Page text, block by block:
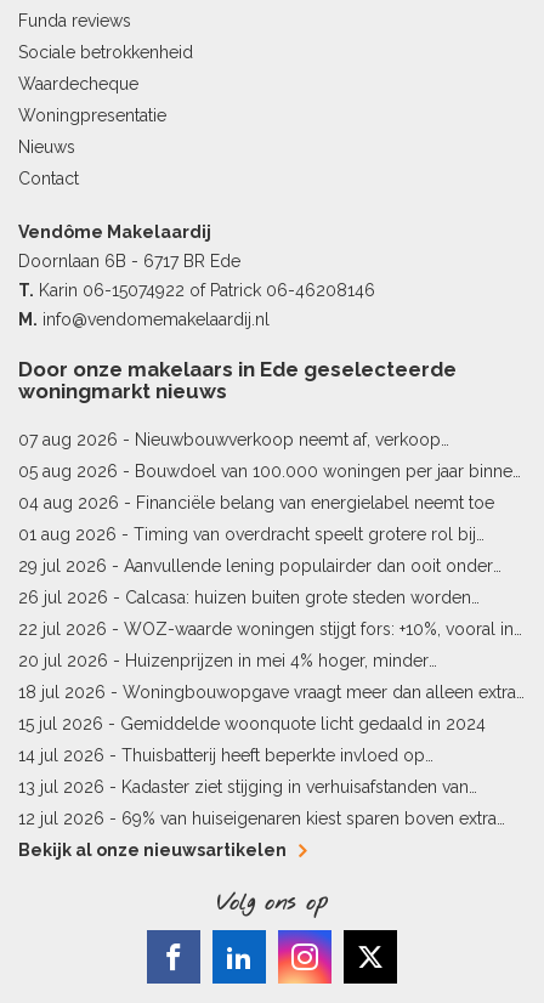
Funda reviews
Sociale betrokkenheid
Waardecheque
Woningpresentatie
Nieuws
Contact
Vendôme Makelaardij
Doornlaan 6B - 6717 BR Ede
T. Karin 06-15074922 of Patrick 06-46208146
M. info@vendomemakelaardij.nl
Door onze makelaars in Ede geselecteerde
woningmarkt nieuws
07 aug 2026 - Nieuwbouwverkoop neemt af, verkoop
bestaande woningen stijgt
05 aug 2026 - Bouwdoel van 100.000 woningen per jaar binnen
bereik
04 aug 2026 - Financiële belang van energielabel neemt toe
01 aug 2026 - Timing van overdracht speelt grotere rol bij
woningprijs
29 jul 2026 - Aanvullende lening populairder dan ooit onder
starters
26 jul 2026 - Calcasa: huizen buiten grote steden worden
sneller meer waard
22 jul 2026 - WOZ-waarde woningen stijgt fors: +10%, vooral in
Limburg en Pekela
20 jul 2026 - Huizenprijzen in mei 4% hoger, minder
woningverkopen
18 jul 2026 - Woningbouwopgave vraagt meer dan alleen extra
vergunningen
15 jul 2026 - Gemiddelde woonquote licht gedaald in 2024
14 jul 2026 - Thuisbatterij heeft beperkte invloed op
energielabel
13 jul 2026 - Kadaster ziet stijging in verhuisafstanden van
kopers
12 jul 2026 - 69% van huiseigenaren kiest sparen boven extra
hypotheekaflossing
Bekijk al onze nieuwsartikelen
Volg ons op